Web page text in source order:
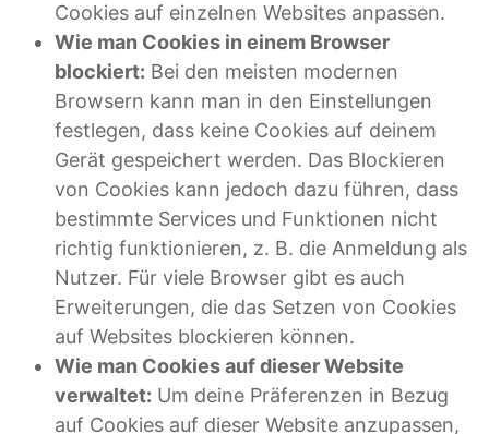
Cookies auf einzelnen Websites anpassen.
Wie man Cookies in einem Browser
blockiert: Bei den meisten modernen
Browsern kann man in den Einstellungen
festlegen, dass keine Cookies auf deinem
Gerät gespeichert werden. Das Blockieren
von Cookies kann jedoch dazu führen, dass
bestimmte Services und Funktionen nicht
richtig funktionieren, z. B. die Anmeldung als
Nutzer. Für viele Browser gibt es auch
Erweiterungen, die das Setzen von Cookies
auf Websites blockieren können.
Wie man Cookies auf dieser Website
verwaltet: Um deine Präferenzen in Bezug
auf Cookies auf dieser Website anzupassen,